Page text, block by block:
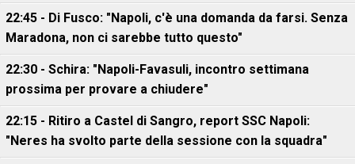
22:45 - Di Fusco: "Napoli, c'è una domanda da farsi. Senza
Maradona, non ci sarebbe tutto questo"
22:30 - Schira: "Napoli-Favasuli, incontro settimana
prossima per provare a chiudere"
22:15 - Ritiro a Castel di Sangro, report SSC Napoli:
"Neres ha svolto parte della sessione con la squadra"